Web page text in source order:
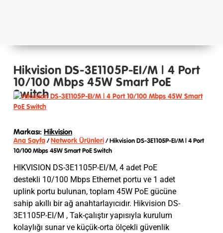
Hikvision DS-3E1105P-EI/M | 4 Port
10/100 Mbps 45W Smart PoE
Switch
Markası: Hikvision
Ana Sayfa/Network Ürünleri/ Hikvision DS-3E1105P-EI/M | 4 Port
10/100 Mbps 45W Smart PoE Switch
HIKVISION DS-3E1105P-EI/M, 4 adet PoE
destekli 10/100 Mbps Ethernet portu ve 1 adet
uplink portu bulunan, toplam 45W PoE gücüne
sahip akıllı bir ağ anahtarlayıcıdır. Hikvision DS-
3E1105P-EI/M , Tak-çalıştır yapısıyla kurulum
kolaylığı sunar ve küçük-orta ölçekli güvenlik